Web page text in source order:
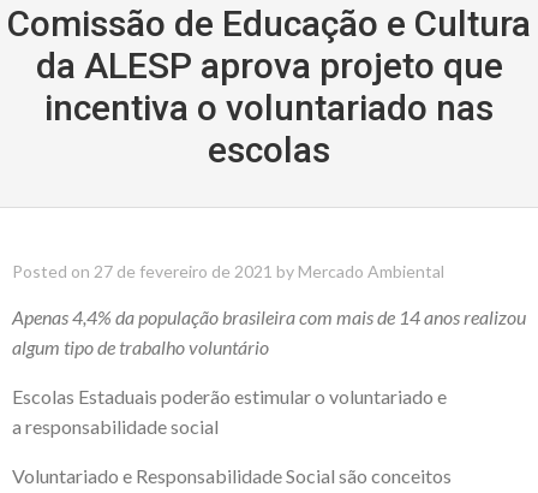
Men
u
Comissão de Educação e Cultura
da ALESP aprova projeto que
incentiva o voluntariado nas
escolas
Posted on 27 de fevereiro de 2021 by Mercado Ambiental
Apenas 4,4% da população brasileira com mais de 14 anos realizou
algum tipo de trabalho voluntário
Escolas Estaduais poderão estimular o voluntariado e
a responsabilidade social
Voluntariado e Responsabilidade Social são conceitos